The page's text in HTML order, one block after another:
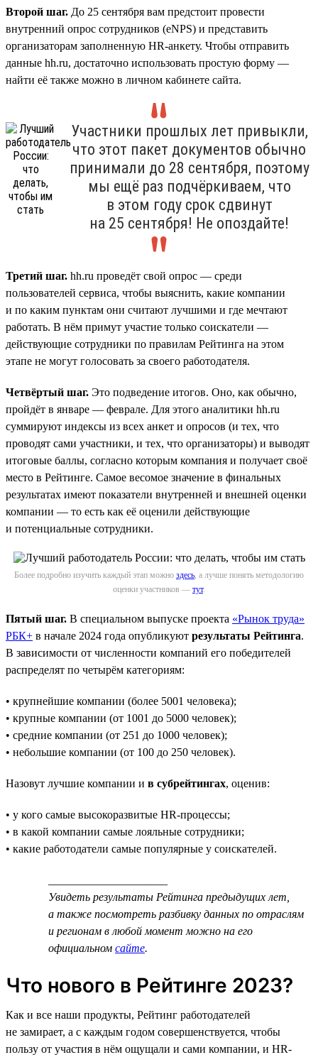
Второй шаг. До 25 сентября вам предстоит провести
внутренний опрос сотрудников (eNPS) и представить
организаторам заполненную HR-анкету. Чтобы отправить
данные hh.ru, достаточно использовать простую форму —
найти её также можно в личном кабинете сайта.
Участники прошлых лет привыкли,
что этот пакет документов обычно
принимали до 28 сентября, поэтому
мы ещё раз подчёркиваем, что
в этом году срок сдвинут
на 25 сентября! Не опоздайте!
Третий шаг. hh.ru проведёт свой опрос — среди
пользователей сервиса, чтобы выяснить, какие компании
и по каким пунктам они считают лучшими и где мечтают
работать. В нём примут участие только соискатели —
действующие сотрудники по правилам Рейтинга на этом
этапе не могут голосовать за своего работодателя.
Четвёртый шаг. Это подведение итогов. Оно, как обычно,
пройдёт в январе — феврале. Для этого аналитики hh.ru
суммируют индексы из всех анкет и опросов (и тех, что
проводят сами участники, и тех, что организаторы) и выводят
итоговые баллы, согласно которым компания и получает своё
место в Рейтинге. Самое весомое значение в финальных
результатах имеют показатели внутренней и внешней оценки
компании — то есть как её оценили действующие
и потенциальные сотрудники.
Более подробно изучить каждый этап можно здесь, а лучше понять методологию
оценки участников — тут.
Пятый шаг. В специальном выпуске проекта «Рынок труда»
РБК+ в начале 2024 года опубликуют результаты Рейтинга.
В зависимости от численности компаний его победителей
распределят по четырём категориям:
• крупнейшие компании (более 5001 человека);
• крупные компании (от 1001 до 5000 человек);
• средние компании (от 251 до 1000 человек);
• небольшие компании (от 100 до 250 человек).
Назовут лучшие компании и в субрейтингах, оценив:
• у кого самые высокоразвитые HR-процессы;
• в какой компании самые лояльные сотрудники;
• какие работодатели самые популярные у соискателей.
Увидеть результаты Рейтинга предыдущих лет,
а также посмотреть разбивку данных по отраслям
и регионам в любой момент можно на его
официальном сайте.
Что нового в Рейтинге 2023?
Как и все наши продукты, Рейтинг работодателей
не замирает, а с каждым годом совершенствуется, чтобы
пользу от участия в нём ощущали и сами компании, и HR-